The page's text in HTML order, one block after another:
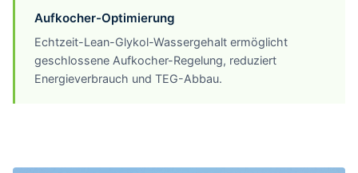
Aufkocher-Optimierung
Echtzeit-Lean-Glykol-Wassergehalt ermöglicht
geschlossene Aufkocher-Regelung, reduziert
Energieverbrauch und TEG-Abbau.